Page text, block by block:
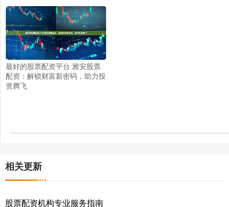
最好的股票配资平台 雅安股票
配资：解锁财富新密码，助力投
资腾飞
相关更新
股票配资机构专业服务指南